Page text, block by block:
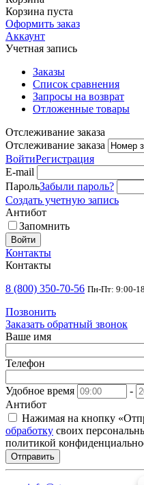
Корзина пуста
Оформить заказ
Аккаунт
Учетная запись
Заказы
Список сравнения
Запросы на возврат
Отложенные товары
Отслеживание заказа
Отслеживание заказа
ВойтиРегистрация
E-mail
ПарольЗабыли пароль?
Создать учетную запись
Антибот
Запомнить
Войти
Контакты
Контакты
8 (800) 350-70-56 Пн-Пт: 9:00-
Позвонить
Заказать обратный звонок
Ваше имя
Телефон
Удобное время
-
Антибот
Нажимая на кнопку
обработку своих
политикой
Отправить